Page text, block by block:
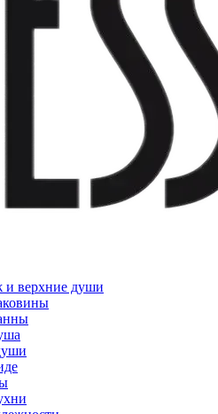
и верхние души